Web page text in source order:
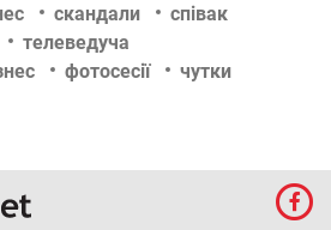
скандали
співак
телеведуча
фотосесії чутки